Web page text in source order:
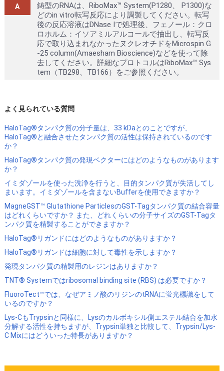
鋳型のRNAは、RiboMax™ System(P1280、 P1300)な
どのin vitro転写反応により調製してください。転写
後の反応溶液はDNase Iで処理後、フェノール：クロ
ロホルム：イソアミルアルコールで抽出し、転写反
応で取り込まれなかったヌクレオチドをMicrospin G
-25 column(Amaesham Bioscience)などを使って除
去してください。詳細なプロトコルはRiboMax™ Sys
tem（TB298、TB166）をご参照ください。
よく見られている質問
HaloTag®タンパク質の分子量は、33 kDaとのことですが、
HaloTag®と融合させたタンパク質の活性は保持されているのです
か？
HaloTag®タンパク質の発現ベクターにはどのようなものがあります
か？
イミダゾールを使った洗浄を行うと、目的タンパク質が失活してし
まいます。イミダゾールを含まないBufferを使用できますか？
MagneGST™ Glutathione ParticlesのGST-Tagタンパク質の結合容量
はどれくらいですか？ また、どれくらいの分子サイズのGST-Tagタ
ンパク質を精製することができますか？
HaloTag®リガンドにはどのようなものがありますか？
HaloTag®リガンドは細胞に対して毒性を示しますか？
発現タンパク質の精製用のレジンはありますか？
TNT® Systemではribosomal binding site (RBS) は必要ですか？
FluoroTect™では、なぜアミノ酸のリジンのtRNAに蛍光標識をして
いるのですか？
Lys-CもTrypsinと同様に、Lysのカルボキシル側エステル結合を加水
分解する活性を持ちますが、Trypsin単独と比較して、Trypsin/Lys-
C Mixにはどういった特長がありますか？